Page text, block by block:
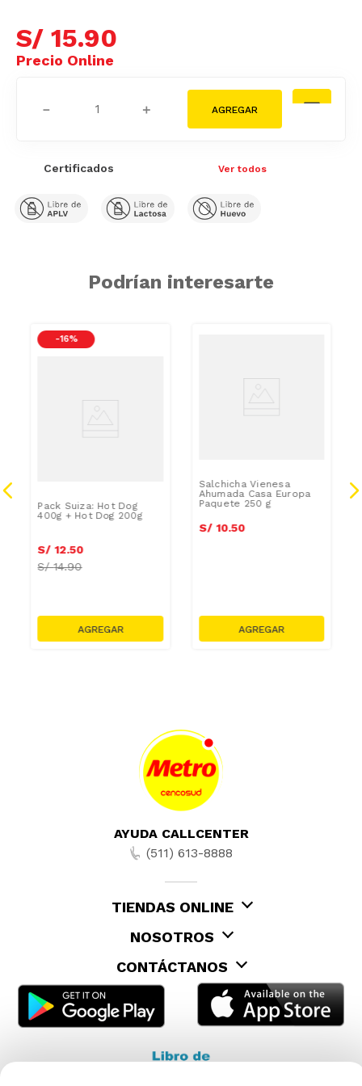
S/ 15.90
＋
－
Certificados Ver todos
Podrían interesarte
-16 %
Pack Suiza: Hot Dog
400g + Hot Dog 200g
S/ 12.50
S/14.90
Salchicha Vienesa
Ahumada Casa Europa
Paquete 250 g
S/ 10.50
AYUDA CALLCENTER
(511) 613-8888
TIENDAS ONLINE
NOSOTROS
CONTÁCTANOS